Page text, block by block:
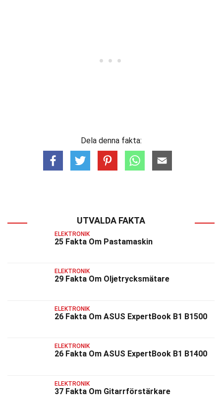
Dela denna fakta:
UTVALDA FAKTA
ELEKTRONIK
25 Fakta Om Pastamaskin
ELEKTRONIK
29 Fakta Om Oljetrycksmätare
ELEKTRONIK
26 Fakta Om ASUS ExpertBook B1 B1500
ELEKTRONIK
26 Fakta Om ASUS ExpertBook B1 B1400
ELEKTRONIK
37 Fakta Om Gitarrförstärkare